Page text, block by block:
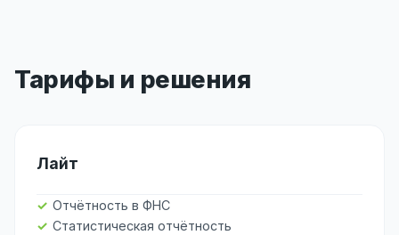
Тарифы и решения
Лайт
Отчётность в ФНС
Статистическая отчётность